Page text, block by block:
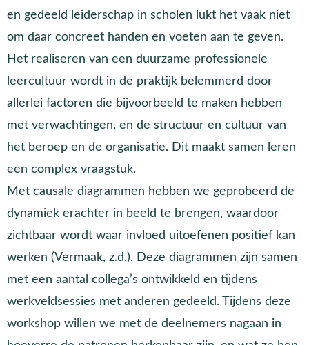
en gedeeld leiderschap in scholen lukt het vaak niet
om daar concreet handen en voeten aan te geven.
Het realiseren van een duurzame professionele
leercultuur wordt in de praktijk belemmerd door
allerlei factoren die bijvoorbeeld te maken hebben
met verwachtingen, en de structuur en cultuur van
het beroep en de organisatie. Dit maakt samen leren
een complex vraagstuk.
Met causale diagrammen hebben we geprobeerd de
dynamiek erachter in beeld te brengen, waardoor
zichtbaar wordt waar invloed uitoefenen positief kan
werken (Vermaak, z.d.). Deze diagrammen zijn samen
met een aantal collega’s ontwikkeld en tijdens
werkveldsessies met anderen gedeeld. Tijdens deze
workshop willen we met de deelnemers nagaan in